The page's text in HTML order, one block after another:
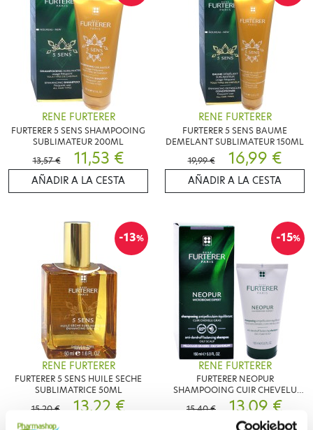
RENE FURTERER
FURTERER 5 SENS SHAMPOOING
SUBLIMATEUR 200ML
13,57 €
11,53 €
AÑADIR A LA CESTA
RENE FURTERER
FURTERER 5 SENS BAUME
DEMELANT SUBLIMATEUR 150ML
19,99 €
16,99 €
AÑADIR A LA CESTA
-13%
RENE FURTERER
FURTERER 5 SENS HUILE SECHE
SUBLIMATRICE 50ML
15,20 €
13,22 €
-15%
RENE FURTERER
FURTERER NEOPUR
SHAMPOOING CUIR CHEVELU
GRAS 150ML
15,40 € 13,09 €